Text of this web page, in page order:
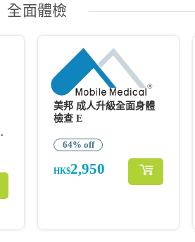
全面體檢
美邦 成人升級全面身體
檢查 E
64% off
HK$2,950